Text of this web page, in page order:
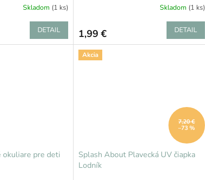
Skladom (1 ks)
DETAIL
Skladom (1 ks)
1,99 € DETAIL
okuliare pre deti
Akcia
7,20 €
–73 %
Splash About Plavecká UV čiapka
Lodník